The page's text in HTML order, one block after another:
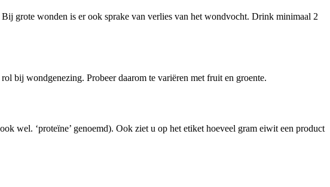
grote wonden is er ook sprake van verlies van het wondvocht. Drink minimaal 2
bij wondgenezing. Probeer daarom te variëren met fruit en groente.
wel. ‘proteïne’ genoemd). Ook ziet u op het etiket hoeveel gram eiwit een product